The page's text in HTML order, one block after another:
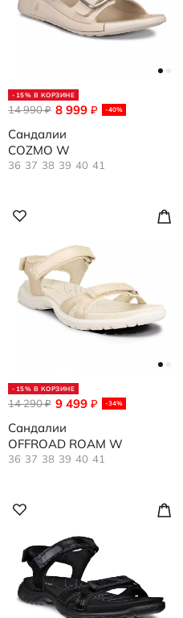
-15% В КОРЗИНЕ
8 999 ₽ -40%
14 990₽
Сандалии
COZMO W
36 37 38 39 40 41
-15% В КОРЗИНЕ
9 499 ₽ -34%
14 290₽
Сандалии
OFFROAD ROAM W
36 37 38 39 40 41